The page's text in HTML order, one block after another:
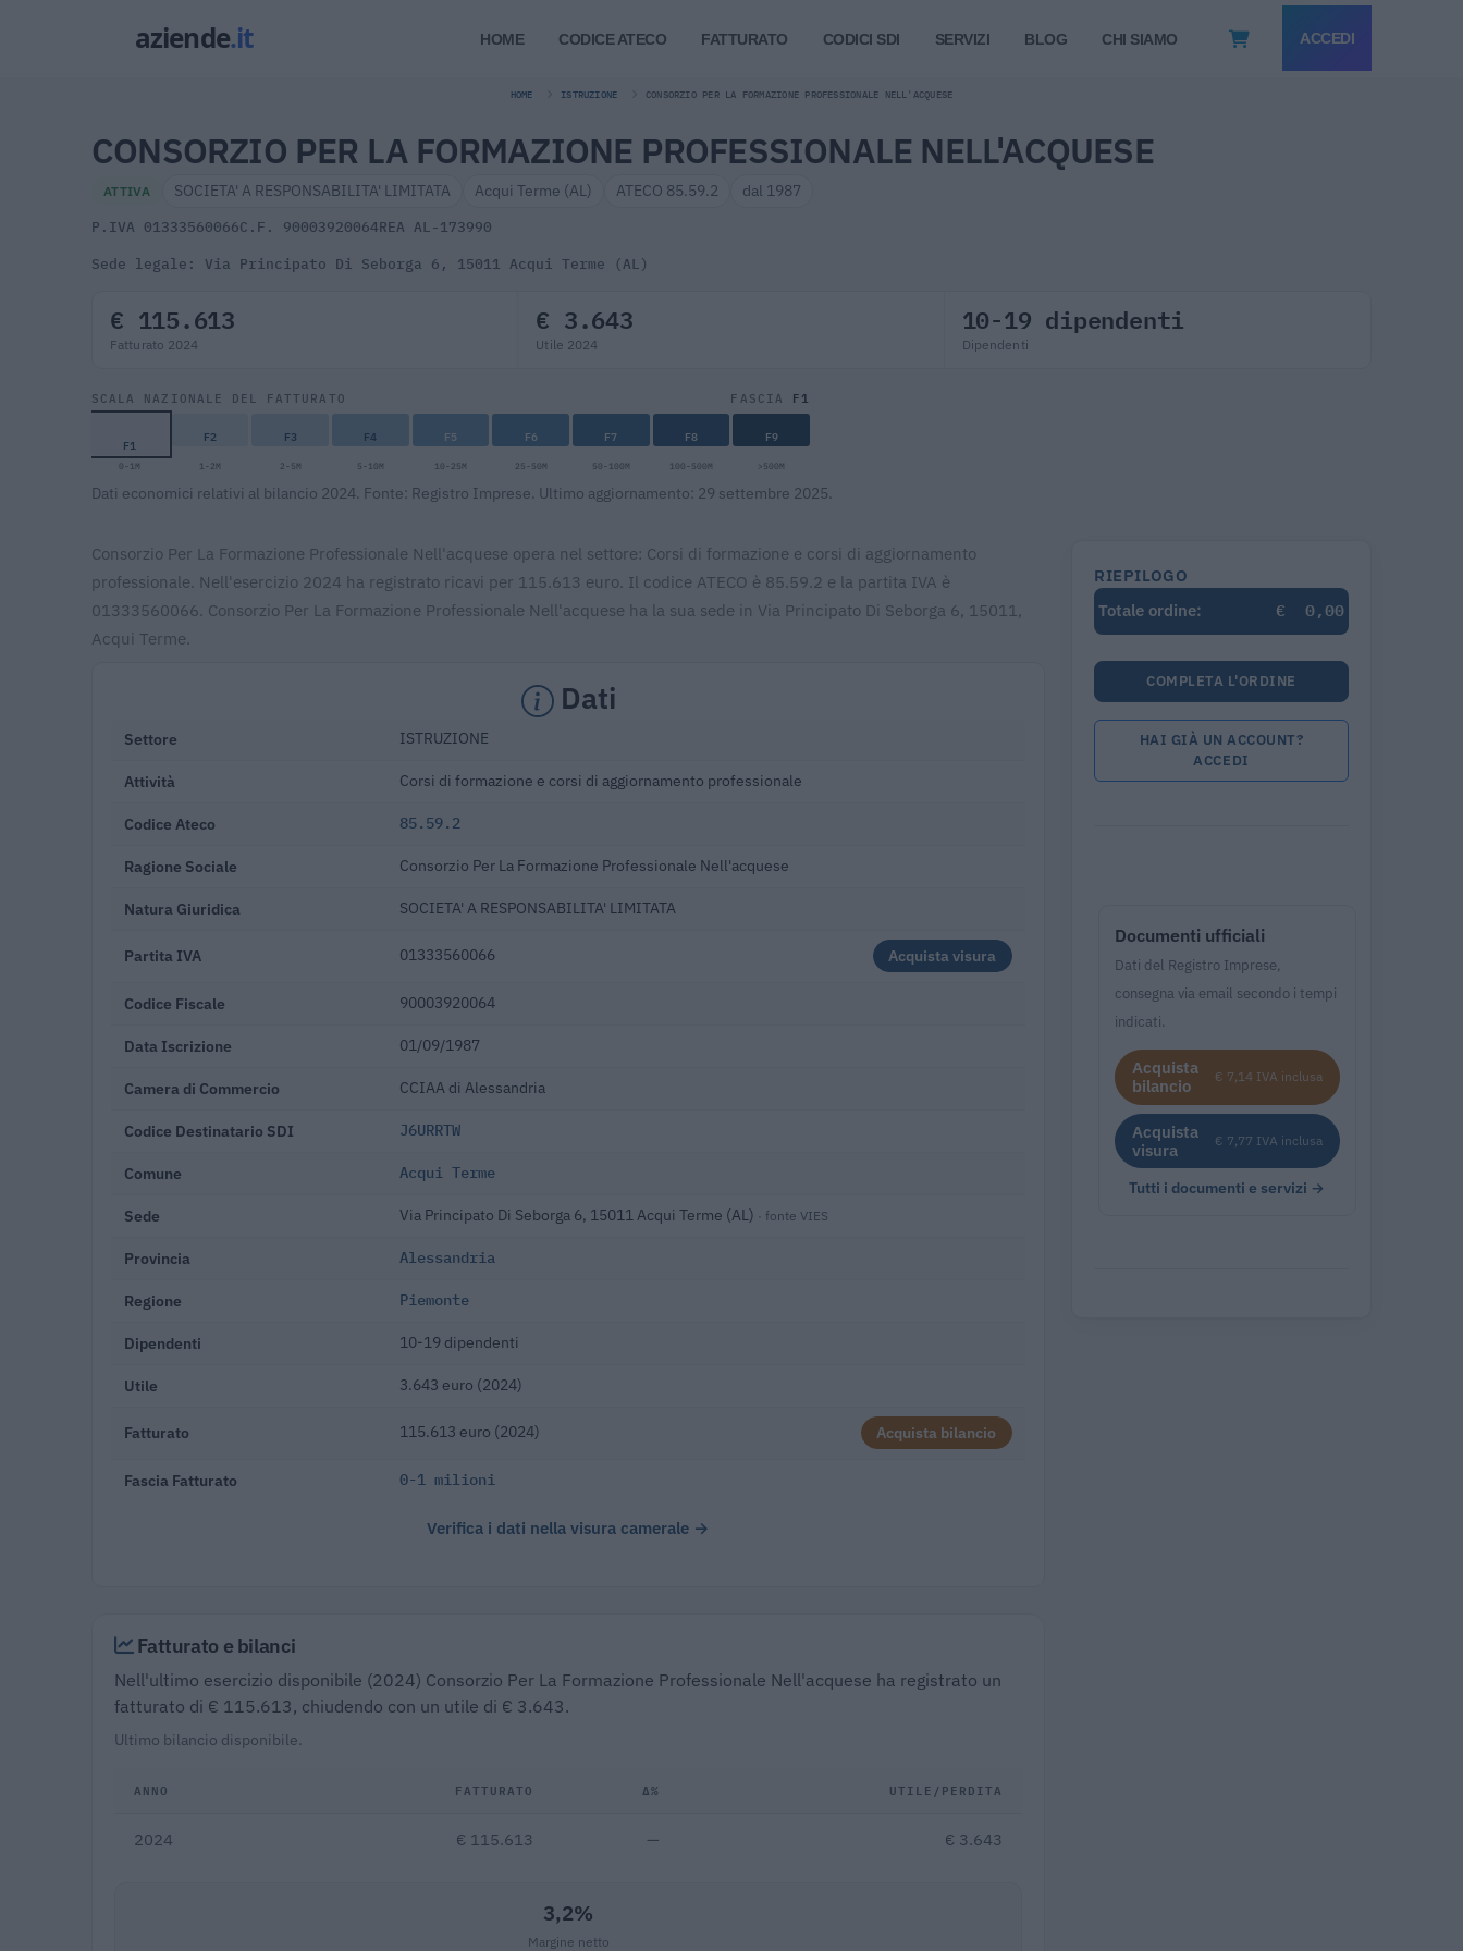
HOME CODICE ATECO FATTURATO CODICI SDI SERVIZI BLOG CHI SIAMO ACCEDI
HOME ISTRUZIONE CONSORZIO PER LA FORMAZIONE PROFESSIONALE NELL'ACQUESE
CONSORZIO PER LA FORMAZIONE PROFESSIONALE NELL'ACQUESE
ATTIVA SOCIETA' A RESPONSABILITA' LIMITATA Acqui Terme (AL) ATECO 85.59.2 dal 1987
P.IVA 01333560066C.F. 90003920064REA AL-173990
Sede legale: Via Principato Di Seborga 6, 15011 Acqui Terme (AL)
€ 115.613
Fatturato 2024
€ 3.643
Utile 2024
10-19 dipendenti
Dipendenti
SCALA NAZIONALE DEL FATTURATO FASCIA F1
F1 F2 F3 F4 F5 F6 F7 F8 F9
0-1M 1-2M 2-5M 5-10M 10-25M 25-50M 50-100M 100-500M >500M
Dati economici relativi al bilancio 2024. Fonte: Registro Imprese. Ultimo aggiornamento: 29 settembre 2025.
Consorzio Per La Formazione Professionale Nell'acquese opera nel settore: Corsi di formazione e corsi di aggiornamento
professionale. Nell'esercizio 2024 ha registrato ricavi per 115.613 euro. Il codice ATECO è 85.59.2 e la partita IVA è
01333560066. Consorzio Per La Formazione Professionale Nell'acquese ha la sua sede in Via Principato Di Seborga 6, 15011,
Acqui Terme.
Dati
Settore ISTRUZIONE
Attività Corsi di formazione e corsi di aggiornamento professionale
Codice Ateco 85.59.2
Ragione Sociale Consorzio Per La Formazione Professionale Nell'acquese
Natura Giuridica SOCIETA' A RESPONSABILITA' LIMITATA
Partita IVA 01333560066 Acquista visura
Codice Fiscale 90003920064
Data Iscrizione 01/09/1987
Camera di Commercio CCIAA di Alessandria
Codice Destinatario SDI J6URRTW
Comune Acqui Terme
Sede Via Principato Di Seborga 6, 15011 Acqui Terme (AL) · fonte VIES
Provincia Alessandria
Regione Piemonte
Dipendenti 10-19 dipendenti
Utile 3.643 euro (2024)
Fatturato 115.613 euro (2024) Acquista bilancio
Fascia Fatturato 0-1 milioni
Verifica i dati nella visura camerale →
Fatturato e bilanci
Nell'ultimo esercizio disponibile (2024) Consorzio Per La Formazione Professionale Nell'acquese ha registrato un
fatturato di € 115.613, chiudendo con un utile di € 3.643.
Ultimo bilancio disponibile.
ANNO FATTURATO Δ% UTILE/PERDITA
2024 € 115.613 — € 3.643
3,2%
Margine netto
RIEPILOGO
Totale ordine:
€ 0,00
COMPLETA L'ORDINE
HAI GIÀ UN ACCOUNT?
ACCEDI
Documenti ufficiali
Dati del Registro Imprese,
consegna via email secondo i tempi
indicati.
Acquista
bilancio
€ 7,14 IVA inclusa
Acquista
visura
€ 7,77 IVA inclusa
Tutti i documenti e servizi →